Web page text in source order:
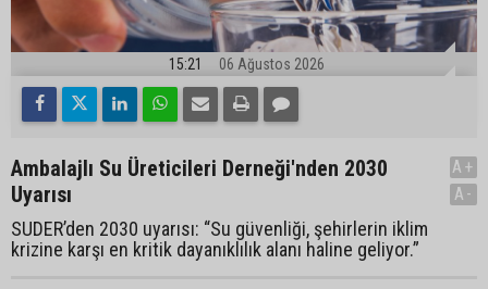
15:21 06 Ağustos 2026
Ambalajlı Su Üreticileri Derneği'nden 2030
Uyarısı
SUDER’den 2030 uyarısı: “Su güvenliği, şehirlerin iklim
krizine karşı en kritik dayanıklılık alanı haline geliyor.”
A+
A-